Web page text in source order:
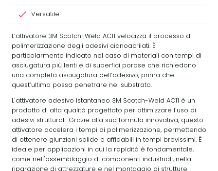
Versatile
L’attivatore 3M Scotch-Weld AC11 velocizza il processo di
polimerizzazione degli adesivi cianoacrilati. È
particolarmente indicato nel caso di materiali con tempi di
asciugatura più lenti e di superfici porose che richiedono
una completa asciugatura dell’adesivo, prima che
quest’ultimo possa penetrare nel substrato.
L'attivatore adesivo istantaneo 3M Scotch-Weld AC11 è un
prodotto di alta qualità progettato per ottimizzare l'uso di
adesivi strutturali. Grazie alla sua formula innovativa, questo
attivatore accelera i tempi di polimerizzazione, permettendo
di ottenere giunzioni solide e affidabili in tempi brevissimi. È
ideale per applicazioni in cui la rapidità è fondamentale,
come nell'assemblaggio di componenti industriali, nella
riparazione di attrezzature e nel montaggio di strutture